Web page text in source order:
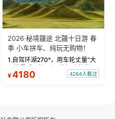
2026·秘境疆途 北疆十日游 春
季 小车拼车、纯玩无购物！
1.自驾环湖270°，用车轮丈量“大
西洋最后一滴眼泪”的极致蔚蓝，
让雪山、花海与深邃湖水在转弯
¥4180 4264人看过